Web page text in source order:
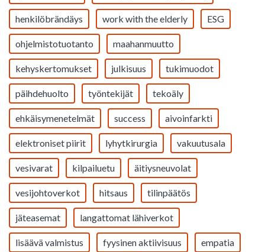
henkilöbrändäys work with the elderly ESG
ohjelmistotuotanto maahanmuutto
kehyskertomukset julkisuus tukimuodot
päihdehuolto työntekijät tekoäly
ehkäisymenetelmät success aivoinfarkti
elektroniset piirit lyhytkirurgia vakuutusala
vesivarat kilpailuetu äitiysneuvolat
vesijohtoverkot hitsaus tilinpäätös
jäteasemat langattomat lähiverkot
lisäävä valmistus fyysinen aktiivisuus empatia